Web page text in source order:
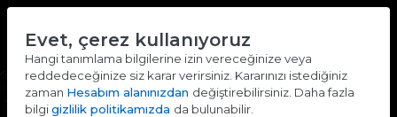
Giriş yap Kaydol
Evet, çerez kullanıyoruz
Hangi tanımlama bilgilerine izin vereceğinize veya
reddedeceğinize siz karar verirsiniz. Kararınızı istediğiniz
zaman Hesabım alanınızdan değiştirebilirsiniz. Daha fazla
bilgigizlilik politikamızda da bulunabilir.